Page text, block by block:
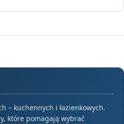
– kuchennych i łazienkowych.
które pomagają wybrać